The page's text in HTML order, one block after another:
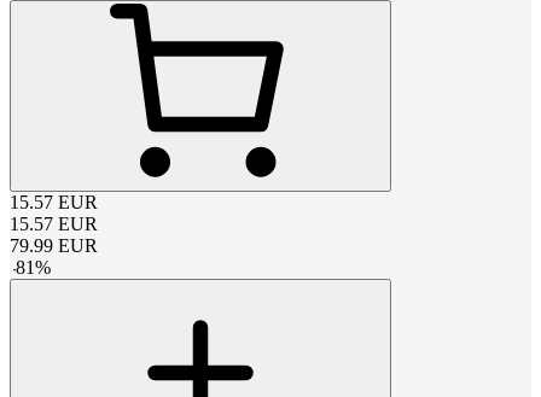
15.57 EUR
15.57 EUR
79.99 EUR
-81%